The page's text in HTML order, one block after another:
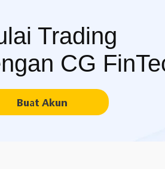
Trading
CG
Buat Akun